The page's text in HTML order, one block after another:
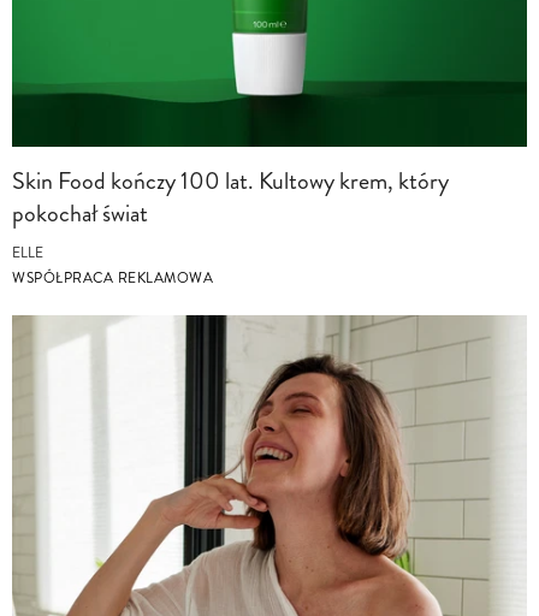
Skin Food kończy 100 lat. Kultowy krem, który
pokochał świat
ELLE
WSPÓŁPRACA REKLAMOWA